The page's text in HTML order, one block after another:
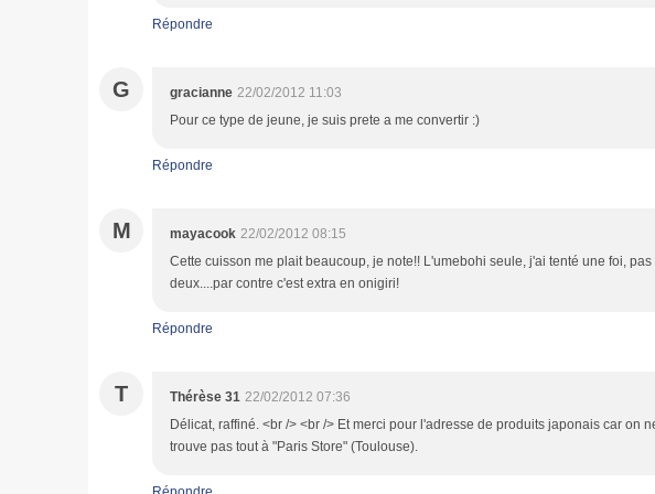
Répondre
G gracianne 22/02/2012 11:03
Pour ce type de jeune, je suis prete a me convertir :)
Répondre
M mayacook 22/02/2012 08:15
Cette cuisson me plait beaucoup, je note!! L'umebohi seule, j'ai tenté une foi, pas
deux....par contre c'est extra en onigiri!
Répondre
T Thérèse 31 22/02/2012 07:36
Délicat, raffiné. <br /> <br /> Et merci pour l'adresse de produits japonais car on
trouve pas tout à "Paris Store" (Toulouse).